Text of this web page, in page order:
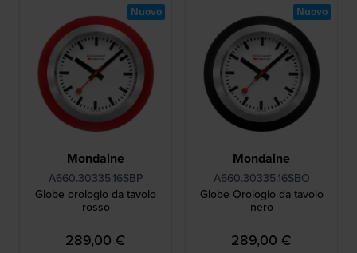
Mondaine
A660.30335.16SBP
Globe orologio da tavolo
rosso
289,00 €
Nuovo
Mondaine
A660.30335.16SBO
Globe Orologio da tavolo
nero
289,00 €
Nuovo